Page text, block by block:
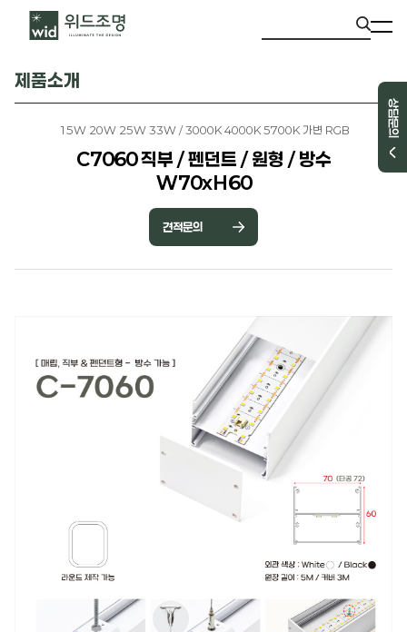
상담문의
제품소개
15W 20W 25W 33W / 3000K 4000K 5700K 가변 RGB
C7060 직부 / 펜던트 / 원형 / 방수
W70xH60
견적문의